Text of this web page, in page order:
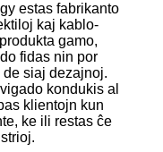
estas fabrikanto
kaj kablo-
gamo,
fidas nin por
siaj dezajnoj.
kondukis al
klientojn kun
ke ili restas ĉe